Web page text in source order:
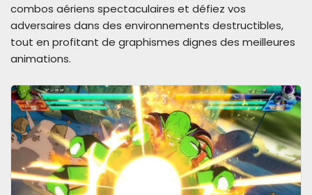
combos aériens spectaculaires et défiez vos
adversaires dans des environnements destructibles,
tout en profitant de graphismes dignes des meilleures
animations.